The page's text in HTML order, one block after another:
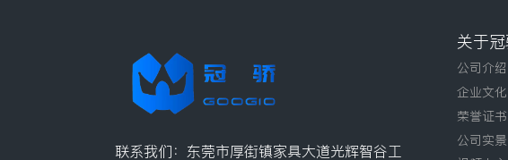
联系我们：东莞市厚街镇家具大道光辉智谷工
关于
公司介绍
企业文化
荣誉证书
公司实景